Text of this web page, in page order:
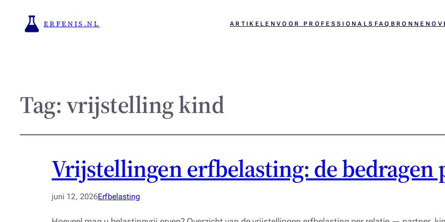
ERFENIS.NL ARTIKELENVOOR PROFESSIONALS FAQ BRONNEN
Tag:vrijstelling kind
Vrijstellingen erfbelasting: de bedragen
juni 12, 2026Erfbelasting